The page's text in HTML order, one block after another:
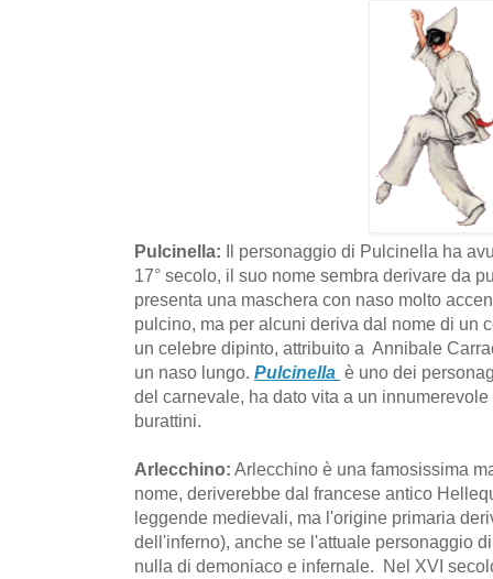
Pulcinella: Il personaggio di Pulcinella ha
17° secolo, il suo nome sembra derivare da
presenta una maschera con naso molto
pulcino, ma per alcuni deriva dal nome di un
un celebre dipinto, attribuito a Annibale
un naso lungo. Pulcinella è uno dei
del carnevale, ha dato vita a un
burattini.
Arlecchino: Arlecchino è una famosissima
nome, deriverebbe dal francese antico
leggende medievali, ma l'origine primaria
dell'inferno), anche se l'attuale personaggio
nulla di demoniaco e infernale. Nel XVI